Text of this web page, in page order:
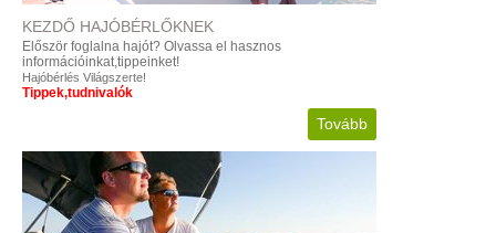
KEZDŐ HAJÓBÉRLŐKNEK
Először foglalna hajót? Olvassa el hasznos
információinkat,tippeinket!
Hajóbérlés Világszerte!
Tippek,tudnivalók
Tovább